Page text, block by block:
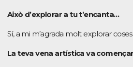
Això d’explorar a tu t’encanta…
Sí, a mi m’agrada molt explorar
La teva vena artística va